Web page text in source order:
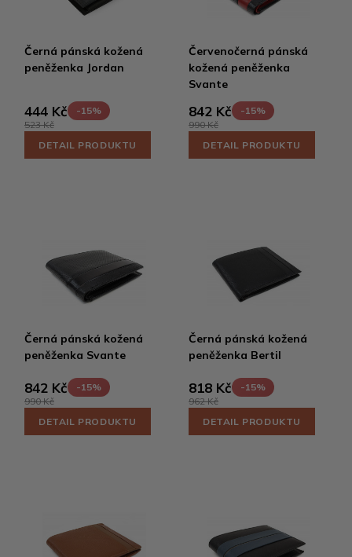
Černá pánská kožená
peněženka Jordan
444 Kč
-15%
523 Kč
DETAIL PRODUKTU
Červenočerná pánská
kožená peněženka
Svante
842 Kč
-15%
990 Kč
DETAIL PRODUKTU
Černá pánská kožená
peněženka Svante
842 Kč
-15%
990 Kč
DETAIL PRODUKTU
Černá pánská kožená
peněženka Bertil
818 Kč
-15%
962 Kč
DETAIL PRODUKTU